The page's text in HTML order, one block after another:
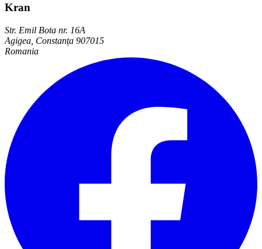
Kran
Str. Emil Bota nr. 16A
Agigea, Constanța 907015
Romania